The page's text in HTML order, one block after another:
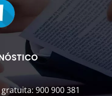
900 900 381